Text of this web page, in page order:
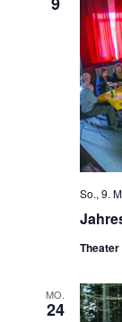
So., 9.
MO.
24